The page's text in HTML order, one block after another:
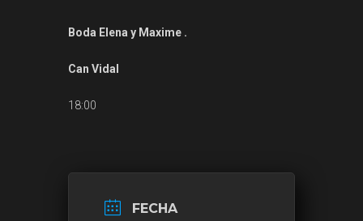
Boda Elena y Maxime .
Can Vidal
18:00
FECHA